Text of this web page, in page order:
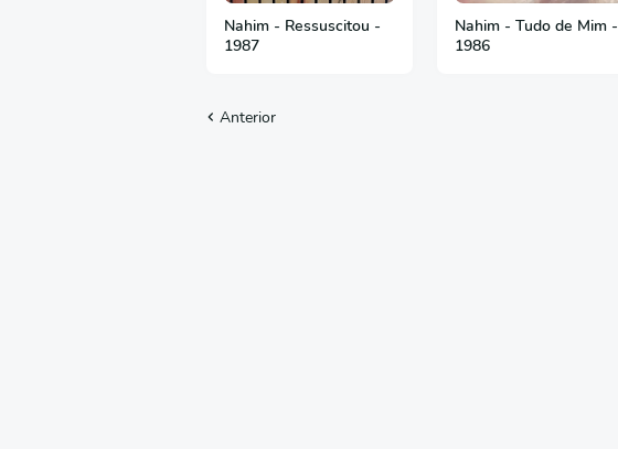
Nahim - Ressuscitou -
1987
Nahim - Tudo de Mim -
1986
Anterior